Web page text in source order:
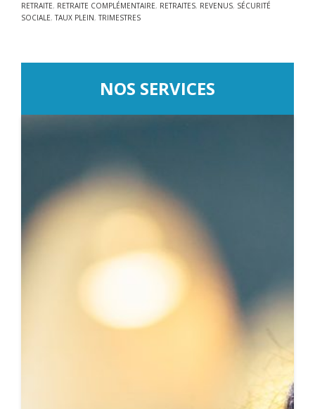
RETRAITE, RETRAITE COMPLÉMENTAIRE, RETRAITES, REVENUS, SÉCURITÉ
SOCIALE,TAUX PLEIN,TRIMESTRES
NOS SERVICES